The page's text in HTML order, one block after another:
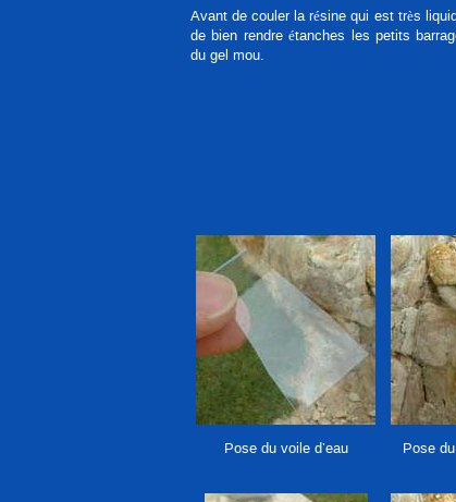
Avant de couler la résine qui est très
de bien rendre étanches les petits
du gel mou.
Pose du voile d’eau Pose